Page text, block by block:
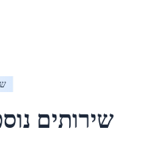
שירותים